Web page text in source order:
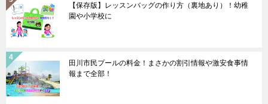
【保存版】レッスンバッグの作り方（裏地あり）！幼稚
園や小学校に
田川市民プールの料金！まさかの割引情報や激安食事情
報まで全部！